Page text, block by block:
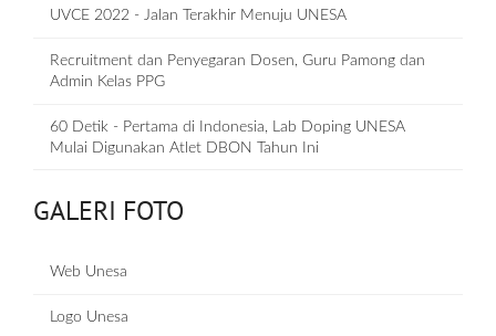
UVCE 2022 - Jalan Terakhir Menuju UNESA
Recruitment dan Penyegaran Dosen, Guru Pamong dan
Admin Kelas PPG
60 Detik - Pertama di Indonesia, Lab Doping UNESA
Mulai Digunakan Atlet DBON Tahun Ini
GALERI FOTO
Web Unesa
Logo Unesa